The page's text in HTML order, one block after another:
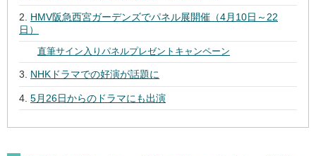
HMV阪急西宮ガーデンズでパネル展開催（4月10日～22
日）
直筆サイン入りパネルプレゼントキャンペーン
NHKドラマでの好演が話題に
5月26日からのドラマにも出演